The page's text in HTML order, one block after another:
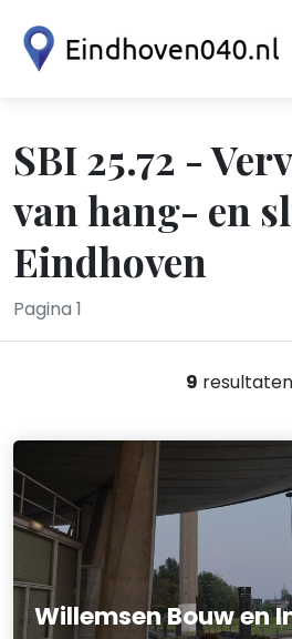
SBI 25.72 -
van hang- en
Eindhoven
Pagina 1
9 resultaten
Willemsen Bouw en